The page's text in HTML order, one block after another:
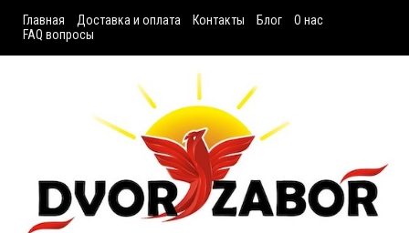
Главная Доставка и оплата Контакты Блог
О нас
FAQ вопросы